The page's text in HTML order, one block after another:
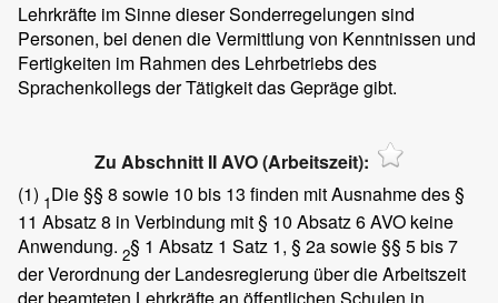
Lehrkräfte im Sinne dieser Sonderregelungen sind
Personen, bei denen die Vermittlung von Kenntnissen und
Fertigkeiten im Rahmen des Lehrbetriebs des
Sprachenkollegs der Tätigkeit das Gepräge gibt.
Zu Abschnitt II AVO (Arbeitszeit):
(1) 1Die §§ 8 sowie 10 bis 13 finden mit Ausnahme des §
11 Absatz 8 in Verbindung mit § 10 Absatz 6 AVO keine
Anwendung. 2§ 1 Absatz 1 Satz 1, § 2a sowie §§ 5 bis 7
der Verordnung der Landesregierung über die Arbeitszeit